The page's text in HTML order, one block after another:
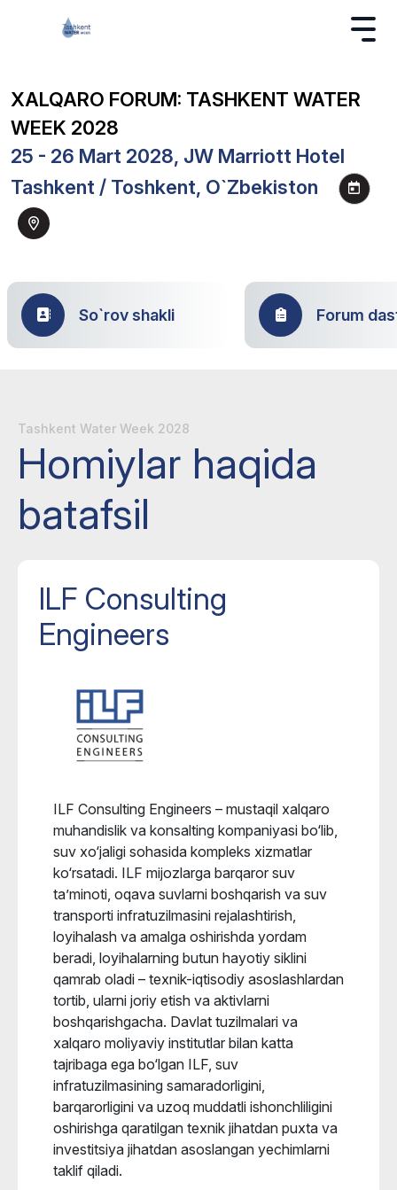
XALQARO FORUM: TASHKENT WATER
WEEK 2028
25 - 26 Mart 2028, JW Marriott Hotel
Tashkent / Toshkent, O`zbekiston
So`rov shakli Forum
Tashkent Water Week 2028
Homiylar haqida
batafsil
ILF Consulting
Engineers
ILF Consulting Engineers – mustaqil xalqaro
muhandislik va konsalting kompaniyasi bo‘lib,
suv xo‘jaligi sohasida kompleks xizmatlar
ko‘rsatadi. ILF mijozlarga barqaror suv
ta’minoti, oqava suvlarni boshqarish va suv
transporti infratuzilmasini rejalashtirish,
loyihalash va amalga oshirishda yordam
beradi, loyihalarning butun hayotiy siklini
qamrab oladi – texnik-iqtisodiy asoslashlardan
tortib, ularni joriy etish va aktivlarni
boshqarishgacha. Davlat tuzilmalari va
xalqaro moliyaviy institutlar bilan katta
tajribaga ega bo‘lgan ILF, suv
infratuzilmasining samaradorligini,
barqarorligini va uzoq muddatli ishonchliligini
oshirishga qaratilgan texnik jihatdan puxta va
investitsiya jihatdan asoslangan yechimlarni
taklif qiladi.